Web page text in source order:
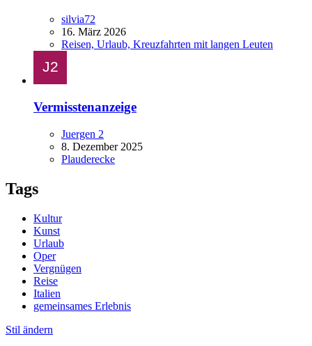
silvia72
16. März 2026
Reisen, Urlaub, Kreuzfahrten mit langen Leuten
Vermisstenanzeige
Juergen 2
8. Dezember 2025
Plauderecke
Tags
Kultur
Kunst
Urlaub
Oper
Vergnügen
Reise
Italien
gemeinsames Erlebnis
Stil ändern